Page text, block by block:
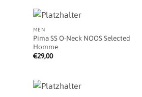
MEN
Pima SS O-Neck NOOS Selected
Homme
€29,00